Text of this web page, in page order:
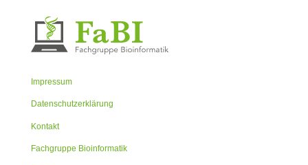
Impressum
Datenschutzerklärung
Kontakt
Fachgruppe Bioinformatik